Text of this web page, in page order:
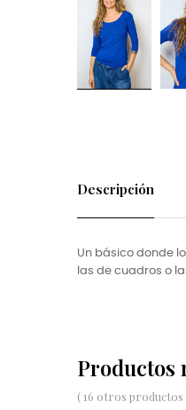
Descripción
Un básico donde
las de cuadros o
Productos
( 16 otros